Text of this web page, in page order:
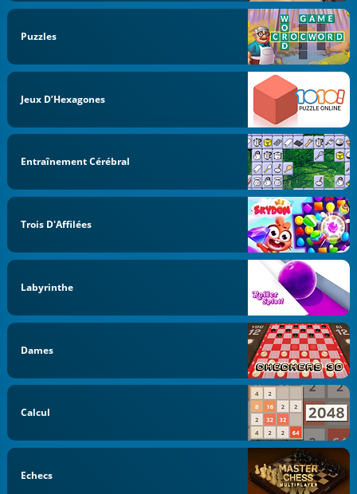
Puzzles
Jeux D’Hexagones
Entraînement Cérébral
Trois D'Affilées
Labyrinthe
Dames
Calcul
Echecs